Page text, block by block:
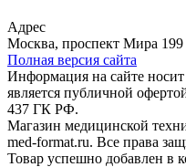
Адрес
Москва, проспект Мира 199
Полная версия сайта
Информация на сайте
является публичной
437 ГК РФ.
Магазин медицинской
med-format.ru. Все права
Товар успешно добавлен в